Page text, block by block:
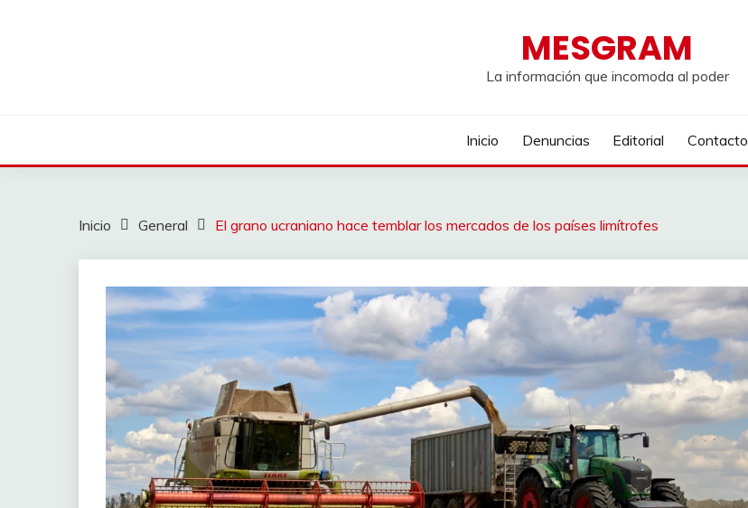
MESGRAM
La información que incomoda al poder
Inicio Denuncias Editorial Contacto
Inicio General El grano ucraniano hace temblar los mercados de los países limítrofes